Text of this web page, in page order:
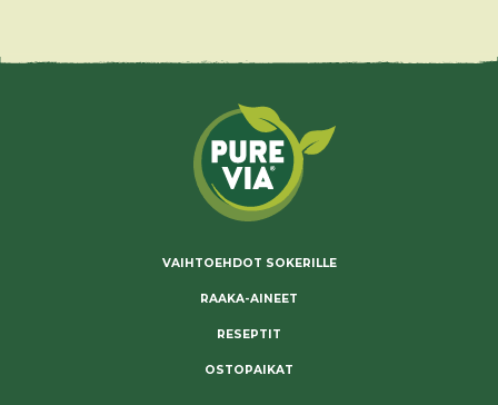
VAIHTOEHDOT SOKERILLE
RAAKA-AINEET
RESEPTIT
OSTOPAIKAT